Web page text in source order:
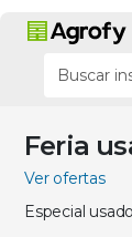
Feria
Ver ofertas
Especial